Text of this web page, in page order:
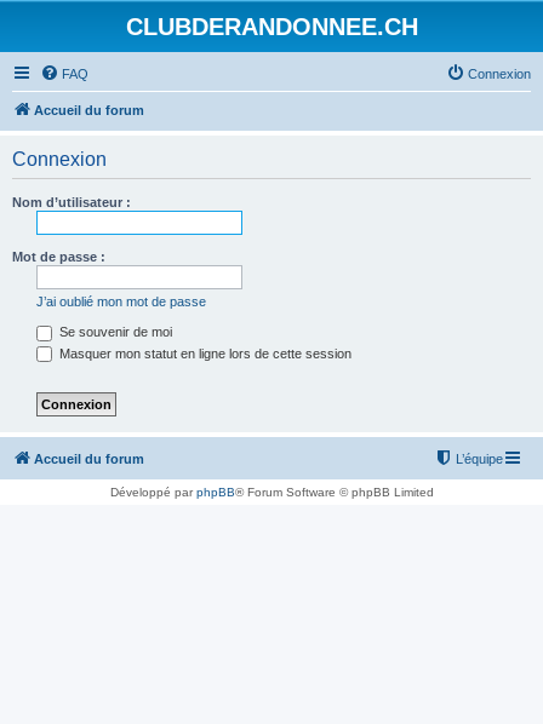
CLUBDERANDONNEE.CH
FAQ Connexion
Accueil du forum
Connexion
Nom d’utilisateur :
Mot de passe :
J’ai oublié mon mot de passe
Se souvenir de moi
Masquer mon statut en ligne lors de cette session
Accueil du forum L’équipe
Développé parphpBB® Forum Software © phpBB Limited